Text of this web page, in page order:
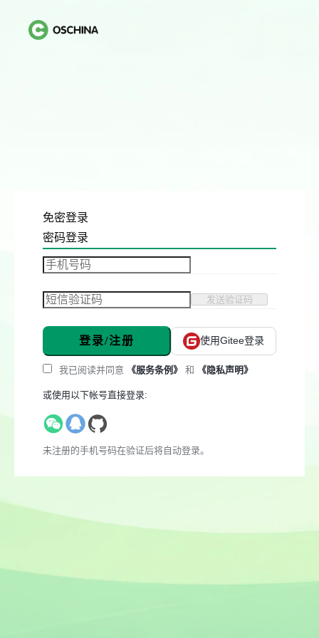
免密登录
密码登录
发送验证码
登录/注册 使用Gitee登录
我已阅读并同意 《服务条例》 和 《隐私声明》
或使用以下帐号直接登录:
未注册的手机号码在验证后将自动登录。